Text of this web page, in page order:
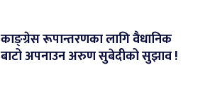
काङ्ग्रेस रूपान्तरणका लागि वैधानिक
बाटो अपनाउन अरुण सुबेदीको सुझाव !